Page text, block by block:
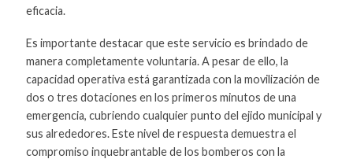
eficacia.
Es importante destacar que este servicio es brindado de
manera completamente voluntaria. A pesar de ello, la
capacidad operativa está garantizada con la movilización de
dos o tres dotaciones en los primeros minutos de una
emergencia, cubriendo cualquier punto del ejido municipal y
sus alrededores. Este nivel de respuesta demuestra el
compromiso inquebrantable de los bomberos con la